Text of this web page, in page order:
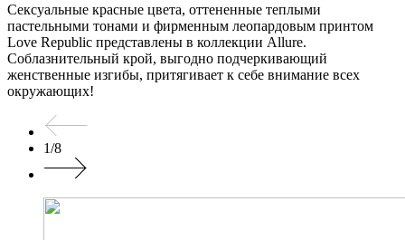
Сексуальные красные цвета, оттененные теплыми
пастельными тонами и фирменным леопардовым принтом
Love Republic представлены в коллекции Allure.
Соблазнительный крой, выгодно подчеркивающий
женственные изгибы, притягивает к себе внимание всех
окружающих!
1/8